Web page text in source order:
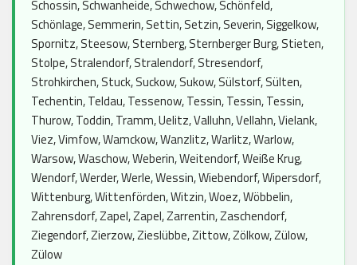
Schossin, Schwanheide, Schwechow, Schönfeld,
Schönlage, Semmerin, Settin, Setzin, Severin, Siggelkow,
Spornitz, Steesow, Sternberg, Sternberger Burg, Stieten,
Stolpe, Stralendorf, Stralendorf, Stresendorf,
Strohkirchen, Stuck, Suckow, Sukow, Sülstorf, Sülten,
Techentin, Teldau, Tessenow, Tessin, Tessin, Tessin,
Thurow, Toddin, Tramm, Uelitz, Valluhn, Vellahn, Vielank,
Viez, Vimfow, Wamckow, Wanzlitz, Warlitz, Warlow,
Warsow, Waschow, Weberin, Weitendorf, Weiße Krug,
Wendorf, Werder, Werle, Wessin, Wiebendorf, Wipersdorf,
Wittenburg, Wittenförden, Witzin, Woez, Wöbbelin,
Zahrensdorf, Zapel, Zapel, Zarrentin, Zaschendorf,
Ziegendorf, Zierzow, Zieslübbe, Zittow, Zölkow, Zülow,
Zülow